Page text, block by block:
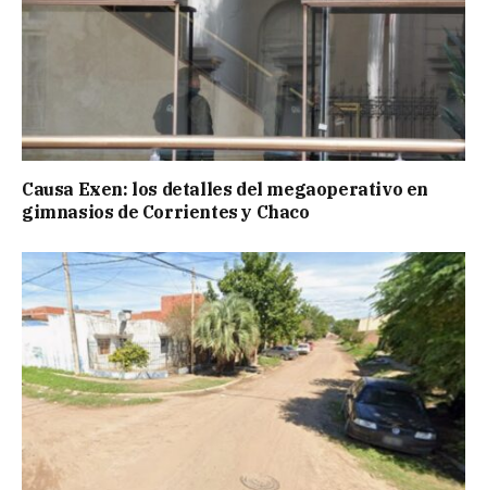
Causa Exen: los detalles del megaoperativo en
gimnasios de Corrientes y Chaco